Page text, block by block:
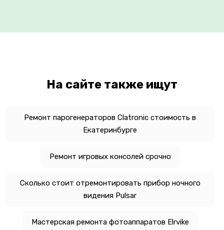
На сайте также ищут
Ремонт парогенераторов Clatronic стоимость в
Екатеринбурге
Ремонт игровых консолей срочно
Сколько стоит отремонтировать прибор ночного
видения Pulsar
Мастерская ремонта фотоаппаратов Elrvike